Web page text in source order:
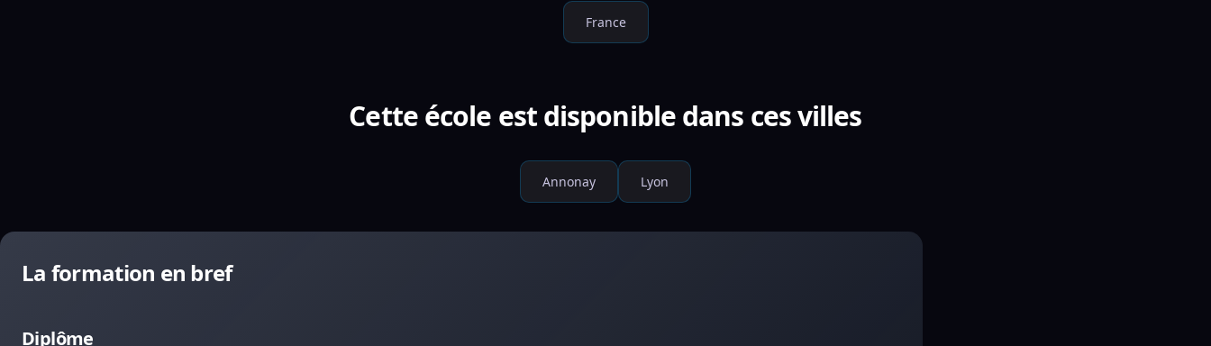
France
Cette école est disponible dans ces villes
Annonay Lyon
La formation en bref
Diplôme